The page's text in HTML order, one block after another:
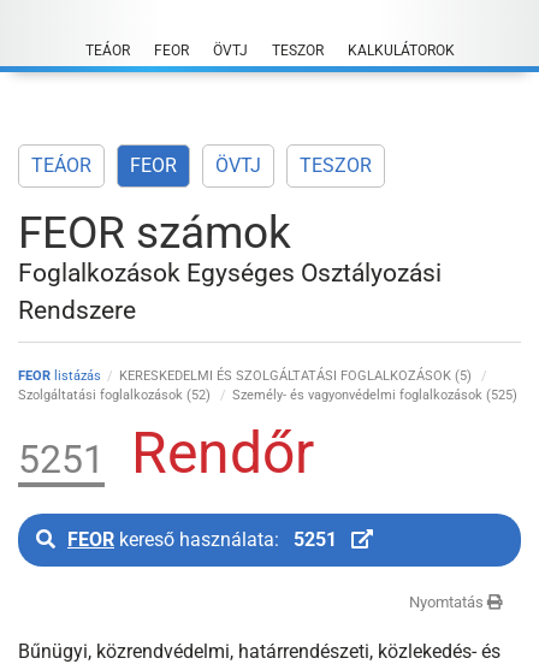
content
TEÁOR FEOR ÖVTJ TESZOR KALKULÁTOROK
TEÁOR FEOR ÖVTJ TESZOR
FEOR számok
Foglalkozások Egységes Osztályozási
Rendszere
FEOR listázás
KERESKEDELMI ÉS SZOLGÁLTATÁSI FOGLALKOZÁSOK (5)
Szolgáltatási foglalkozások (52)
Személy- és vagyonvédelmi foglalkozások (525)
5251 Rendőr
FEOR kereső használata: 5251
Nyomtatás
Bűnügyi, közrendvédelmi, határrendészeti, közlekedés- és